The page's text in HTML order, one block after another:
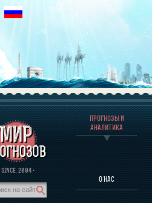
SINCE. 2004 ·
ПРОГНОЗЫ И
АНАЛИТИКА
О НАС
ПРОГРАММЕ
ЧЕЛОВЕКА
ВЫДАЮЩИХСЯ ЛИЧНОСТЕЙ
ПРОГРАММЕ
И АНАЛИТИКА